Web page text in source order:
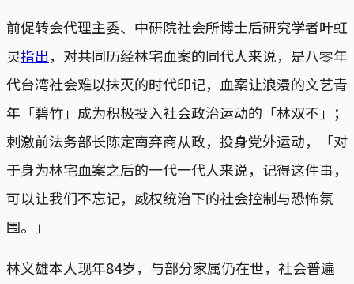
前促转会代理主委、中研院社会所博士后研究学者叶虹
灵指出，对共同历经林宅血案的同代人来说，是八零年
代台湾社会难以抹灭的时代印记，血案让浪漫的文艺青
年「碧竹」成为积极投入社会政治运动的「林双不」；
刺激前法务部长陈定南弃商从政，投身党外运动，「对
于身为林宅血案之后的一代一代人来说，记得这件事，
可以让我们不忘记，威权统治下的社会控制与恐怖氛
围。」
林义雄本人现年84岁，与部分家属仍在世，社会普遍